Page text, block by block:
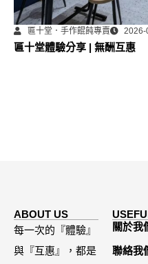
匾十堂．手作餛飩專賣 2026-
匾十堂體驗分享 | 無酬互惠
ABOUT US
每一次的『體驗』
與『互惠』，都是
關於我
聯絡我